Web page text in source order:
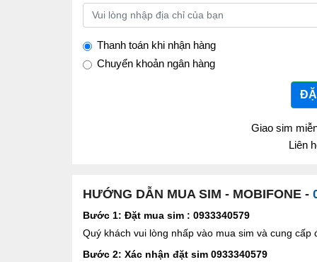
Thanh toán khi nhận hàng
Chuyển khoản ngân hàng
Giao sim
Liên
HƯỚNG DẪN MUA SIM - MOBIFONE -
Bước 1: Đặt mua sim : 0933340579
Quý khách vui lòng nhấp vào mua sim và cung
Bước 2: Xác nhận đặt sim 0933340579